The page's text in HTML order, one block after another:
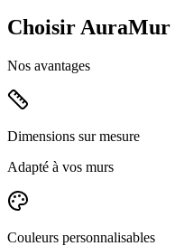
Choisir AuraMur
Nos avantages
Dimensions sur mesure
Adapté à vos murs
Couleurs personnalisables